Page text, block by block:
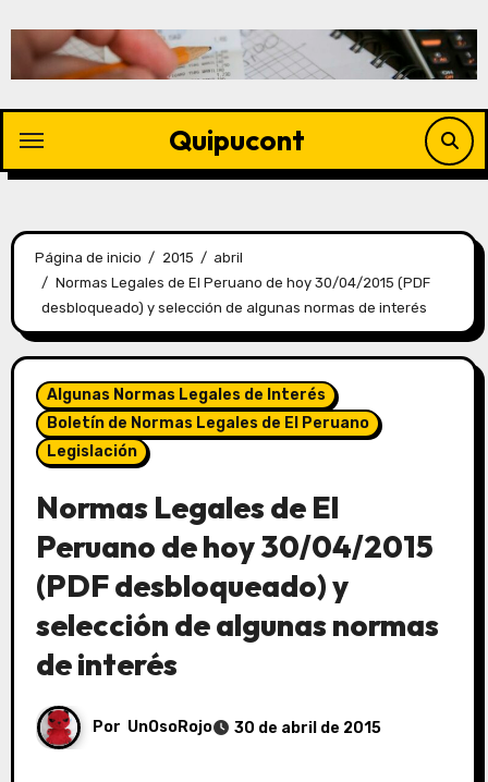
Quipucont
Página de inicio 2015
abril
Normas Legales de El Peruano de hoy 30/04/2015 (PDF
desbloqueado) y selección de algunas normas de interés
Algunas Normas Legales de Interés
Boletín de Normas Legales de El Peruano
Legislación
Normas Legales de El
Peruano de hoy 30/04/2015
(PDF desbloqueado) y
selección de algunas normas
de interés
Por UnOsoRojo 30 de abril de 2015